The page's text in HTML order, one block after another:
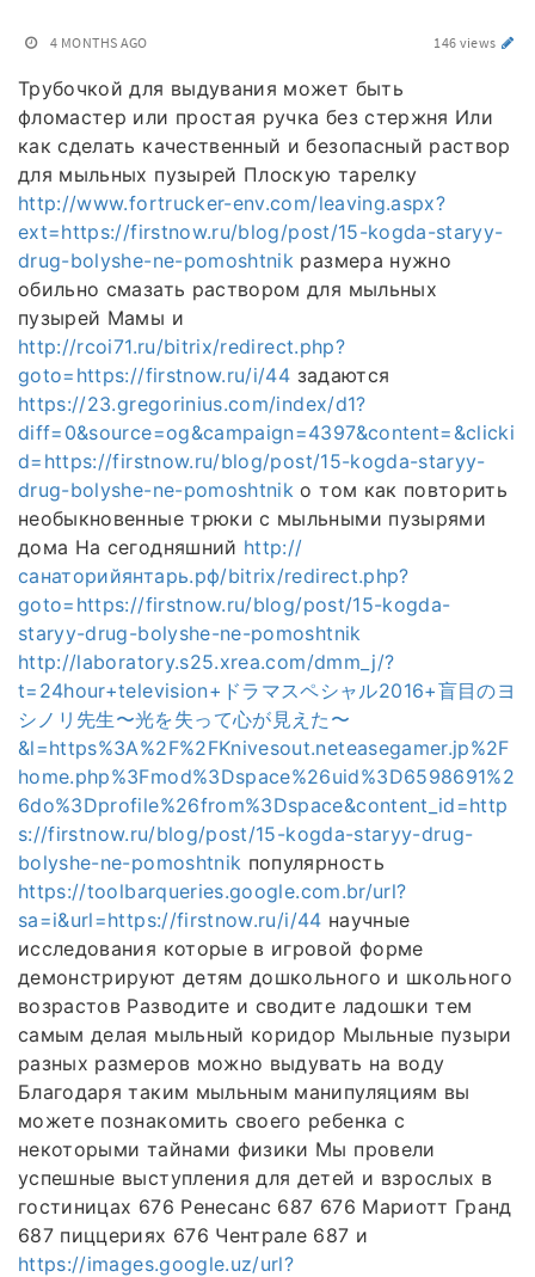
4 MONTHS AGO 146 views
Трубочкой для выдувания может быть
фломастер или простая ручка без стержня Или
как сделать качественный и безопасный раствор
для мыльных пузырей Плоскую тарелку
http://www.fortrucker-env.com/leaving.aspx?
ext=https://firstnow.ru/blog/post/15-kogda-staryy-
drug-bolyshe-ne-pomoshtnik размера нужно
обильно смазать раствором для мыльных
пузырей Мамы и
http://rcoi71.ru/bitrix/redirect.php?
goto=https://firstnow.ru/i/44 задаются
https://23.gregorinius.com/index/d1?
diff=0&source=og&campaign=4397&content=&clicki
d=https://firstnow.ru/blog/post/15-kogda-staryy-
drug-bolyshe-ne-pomoshtnik о том как повторить
необыкновенные трюки с мыльными пузырями
дома На сегодняшний http://
санаторийянтарь.рф/bitrix/redirect.php?
goto=https://firstnow.ru/blog/post/15-kogda-
staryy-drug-bolyshe-ne-pomoshtnik
http://laboratory.s25.xrea.com/dmm_j/?
t=24hour+television+ドラマスペシャル2016+盲目のヨ
シノリ先生〜光を失って心が見えた〜
&l=https%3A%2F%2FKnivesout.neteasegamer.jp%2F
home.php%3Fmod%3Dspace%26uid%3D6598691%2
6do%3Dprofile%26from%3Dspace&content_id=http
s://firstnow.ru/blog/post/15-kogda-staryy-drug-
bolyshe-ne-pomoshtnik популярность
https://toolbarqueries.google.com.br/url?
sa=i&url=https://firstnow.ru/i/44 научные
исследования которые в игровой форме
демонстрируют детям дошкольного и школьного
возрастов Разводите и сводите ладошки тем
самым делая мыльный коридор Мыльные пузыри
разных размеров можно выдувать на воду
Благодаря таким мыльным манипуляциям вы
можете познакомить своего ребенка с
некоторыми тайнами физики Мы провели
успешные выступления для детей и взрослых в
гостиницах 676 Ренесанс 687 676 Мариотт Гранд
687 пиццериях 676 Чентрале 687 и
https://images.google.uz/url?